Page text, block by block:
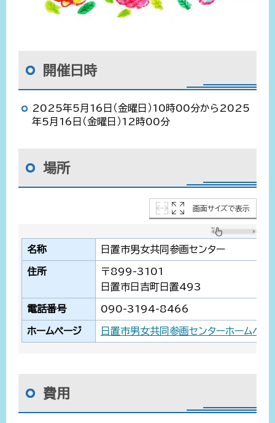
開催日時
2025年5月16日（金曜日）10時00分から2025
年5月16日（金曜日）12時00分
場所
画面サイズで表示
名称 日置市男女共同参画センター
住所
〒899-3101
日置市日吉町日置493
電話番号 090-3194-8466
ホームページ 日置市男女共同参画センターホームペー
費用